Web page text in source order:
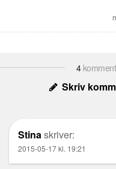
4
Skriv
Stinaskriver:
2015-05-17 kl. 19:21